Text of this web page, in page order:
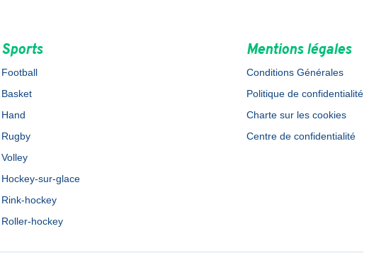
Sports
Football
Basket
Hand
Rugby
Volley
Hockey-sur-glace
Rink-hockey
Roller-hockey
Mentions légales
Conditions Générales
Politique de confidentialité
Charte sur les cookies
Centre de confidentialité